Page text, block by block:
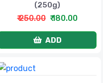
(250g)
₹ 250.00 ₹ 180.00
ADD